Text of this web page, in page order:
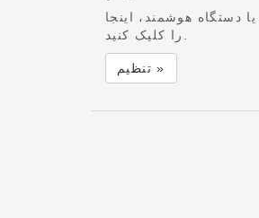
دستگاه هوشمند، اینجا
تنظیم »